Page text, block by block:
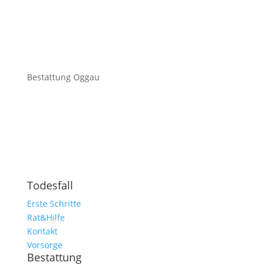
Bestattung Oggau
Todesfall
Erste Schritte
Rat&Hilfe
Kontakt
Vorsorge
Bestattung